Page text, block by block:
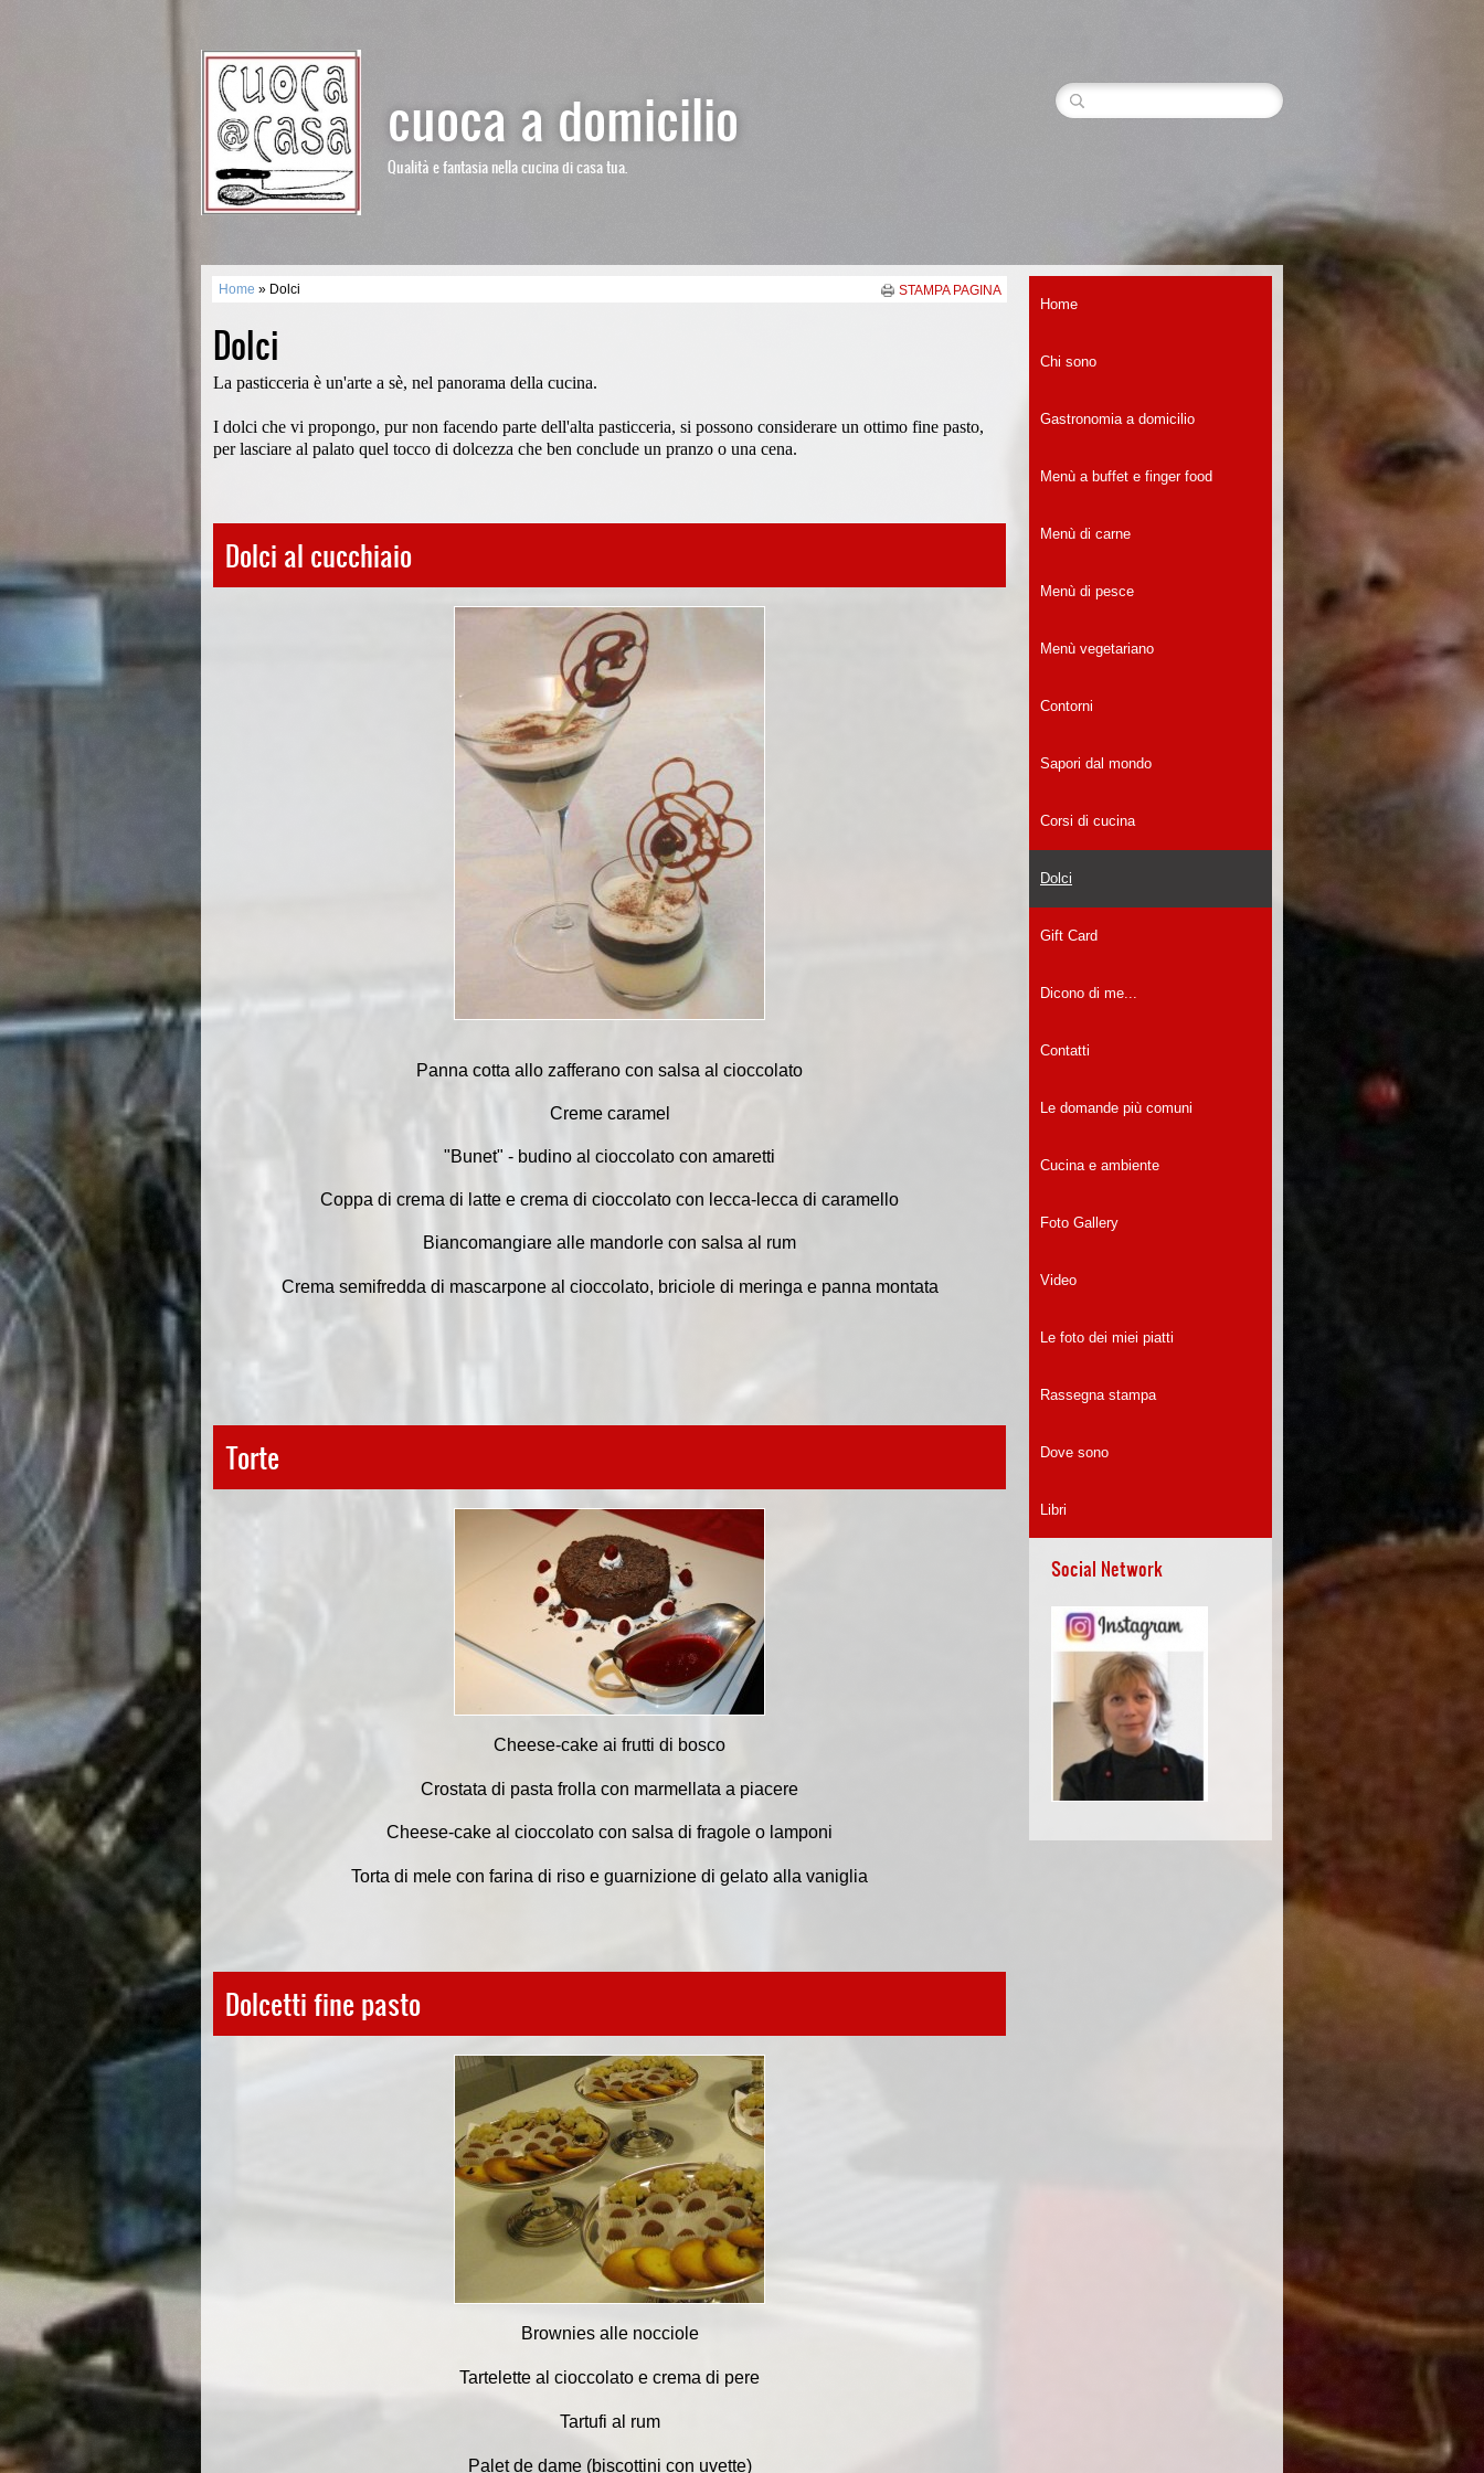
cuoca a domicilio
Qualità e fantasia nella cucina di casa tua.
Home » Dolci
Dolci
STAMPA PAGINA
La pasticceria è un'arte a sè, nel panorama della cucina.
I dolci che vi propongo, pur non facendo parte dell'alta pasticceria, si possono considerare un ottimo fine pasto,
per lasciare al palato quel tocco di dolcezza che ben conclude un pranzo o una cena.
Dolci al cucchiaio
Panna cotta allo zafferano con salsa al cioccolato
Creme caramel
"Bunet" - budino al cioccolato con amaretti
Coppa di crema di latte e crema di cioccolato con lecca-lecca di caramello
Biancomangiare alle mandorle con salsa al rum
Crema semifredda di mascarpone al cioccolato, briciole di meringa e panna montata
Torte
Cheese-cake ai frutti di bosco
Crostata di pasta frolla con marmellata a piacere
Cheese-cake al cioccolato con salsa di fragole o lamponi
Torta di mele con farina di riso e guarnizione di gelato alla vaniglia
Dolcetti fine pasto
Brownies alle nocciole
Tartelette al cioccolato e crema di pere
Tartufi al rum
Palet de dame (biscottini con uvette)
Home
Chi sono
Gastronomia a domicilio
Menù a buffet e finger food
Menù di carne
Menù di pesce
Menù vegetariano
Contorni
Sapori dal mondo
Corsi di cucina
Dolci
Gift Card
Dicono di me...
Contatti
Le domande più comuni
Cucina e ambiente
Foto Gallery
Video
Le foto dei miei piatti
Rassegna stampa
Dove sono
Libri
Social Network